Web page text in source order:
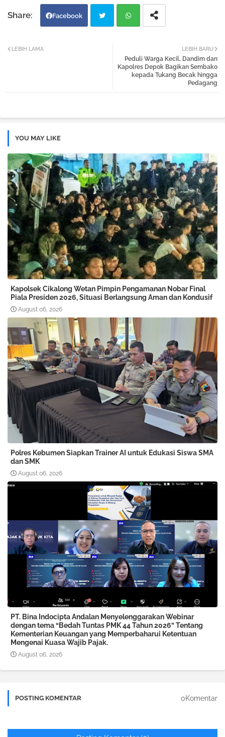
Facebook
atsa
LEBIH BARU
Peduli Warga Kecil, Dandim dan
Kapolres Depok Bagikan Sembako
kepada Tukang Becak hingga
Pedagang
LEBIH LAMA
YOU MAY LIKE
Kapolsek Cikalong Wetan Pimpin Pengamanan Nobar Final
Piala Presiden 2026, Situasi Berlangsung Aman dan Kondusif
August 06, 2026
Polres Kebumen Siapkan Trainer AI untuk Edukasi Siswa SMA
dan SMK
August 06, 2026
PT. Bina Indocipta Andalan Menyelenggarakan Webinar
dengan tema “Bedah Tuntas PMK 44 Tahun 2026” Tentang
Kementerian Keuangan yang Memperbaharui Ketentuan
Mengenai Kuasa Wajib Pajak.
August 06, 2026
POSTING KOMENTAR 0Komentar